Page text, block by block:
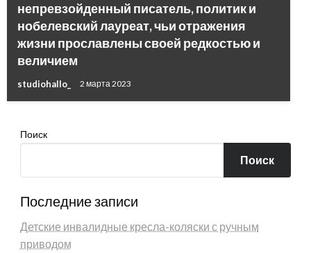
непревзойденный писатель, политик и
нобелевский лауреат, чьи отражения
жизни прославлены своей редкостью и
величием
studiohallo_ 2 марта 2023
Поиск
Поиск
Последние записи
Детские инвалидные кресла-коляски с ручным
приводом